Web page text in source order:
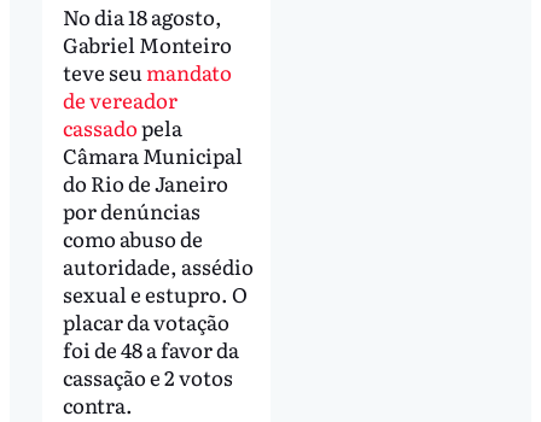
No dia 18 agosto,
Gabriel Monteiro
teve seumandato
de vereador
cassadopela
Câmara Municipal
do Rio de Janeiro
por denúncias
como abuso de
autoridade, assédio
sexual e estupro. O
placar da votação
foi de 48 a favor da
cassação e 2 votos
contra.